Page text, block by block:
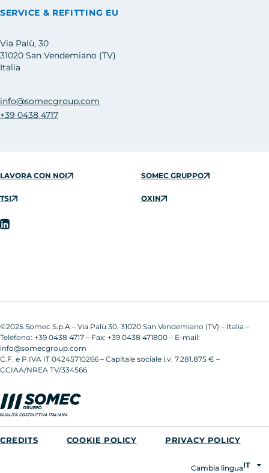
SERVICE & REFITTING EU
Via Palù, 30
31020 San Vendemiano (TV)
Italia
info@somecgroup.com
+39 0438 4717
LAVORA CON NOI SOMEC GRUPPO
TSI OXIN
©2025 Somec S.p.A – Via Palù 30, 31020 San Vendemiano (TV) – Italia –
Telefono: +39 0438 4717 – Fax: +39 0438 471800 – E-mail:
info@somecgroup.com
C.F. e P.IVA IT 04245710266 – Capitale sociale i.v. 7.281.875 € –
CCIAA/NREA TV/334566
CREDITS COOKIE POLICY PRIVACY POLICY
Cambia lingua